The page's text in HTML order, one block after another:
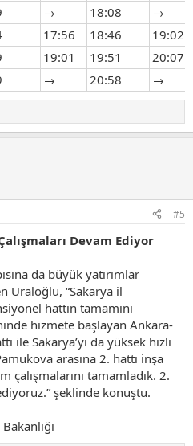
→ 18:08
→
17:56 18:46
19:02
19:01 19:51
20:07
→ 20:58 →
#5
Devam Ediyor
da büyük yatırımlar
Uraloğlu, “Sakarya il
hattın tamamını
hizmete başlayan Ankara-
ile Sakarya’yı da yüksek hızlı
arasına 2. hattı inşa
çalışmalarını tamamladık. 2.
şeklinde konuştu.